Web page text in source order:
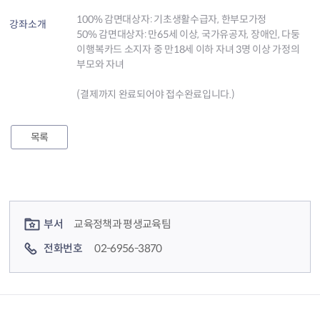
강좌소개
100% 감면대상자: 기초생활수급자, 한부모가정
50% 감면대상자: 만65세 이상, 국가유공자, 장애인, 다둥
이행복카드 소지자 중 만18세 이하 자녀 3명 이상 가정의
부모와 자녀
(결제까지 완료되어야 접수완료입니다.)
목록
부서
교육정책과 평생교육팀
전화번호
02-6956-3870